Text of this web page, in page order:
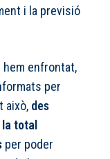
i la previsió
hem enfrontat,
per
això, des
total
per poder